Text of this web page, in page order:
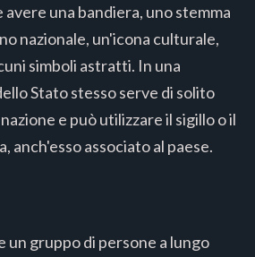
una bandiera, uno stemma
nazionale, un'icona culturale,
simboli astratti. In una
Stato stesso serve di solito
e può utilizzare il sigillo o il
anch'esso associato al paese.
un gruppo di persone a lungo